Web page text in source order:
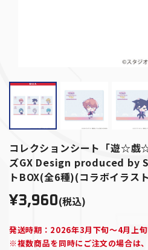
コレクションシート「遊☆戯
ズGX Design produced by
トBOX(全6種)(コラボイラス
¥3,960(税込)
発送時期：2026年3月下旬～4月上
※複数商品を同時にご注文の場合は